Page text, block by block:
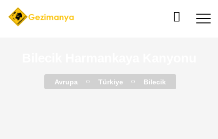
Avrupa Türkiye Bilecik